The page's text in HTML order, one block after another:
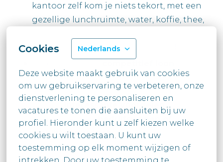
Cookies Nederlands
Deze website maakt gebruik van cookies
om uw gebruikservaring te verbeteren, onze
dienstverlening te personaliseren en
vacatures te tonen die aansluiten bij uw
profiel. Hieronder kunt u zelf kiezen welke
cookies u wilt toestaan. U kunt uw
toestemming op elk moment wijzigen of
kantoor zelf kom je niets tekort, met een
gezellige lunchruimte, water, koffie, thee,
mooi weer — af en toe zelfs een ijskarretje.
volledig in lijn ligt met jouw ervaring en
capaciteiten, aangevuld met heel wat
interessante voordelen
waaronder een
bedrijfswagen of
mobiliteitsbudget.
Je komt terecht in een warme